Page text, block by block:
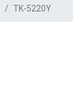
TK-5220Y